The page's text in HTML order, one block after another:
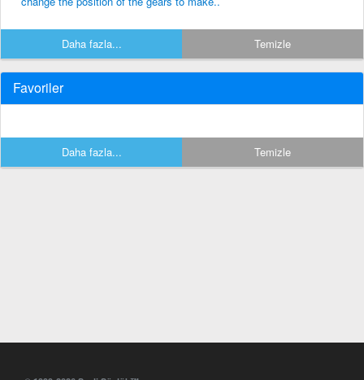
Daha fazla... Temizle
Favoriler
Daha fazla... Temizle